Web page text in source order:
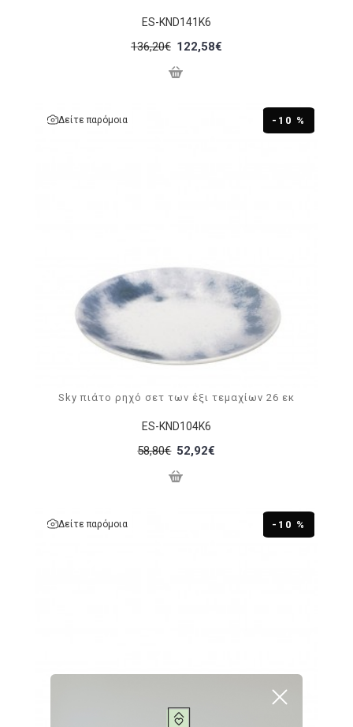
ES-KND141K6
136,20€ 122,58€
-10 %
Δείτε παρόμοια
ES-KND104K6
Sky πιάτο ρηχό σετ των έξι τεμαχίων 26 εκ
58,80€ 52,92€
-10 %
Δείτε παρόμοια